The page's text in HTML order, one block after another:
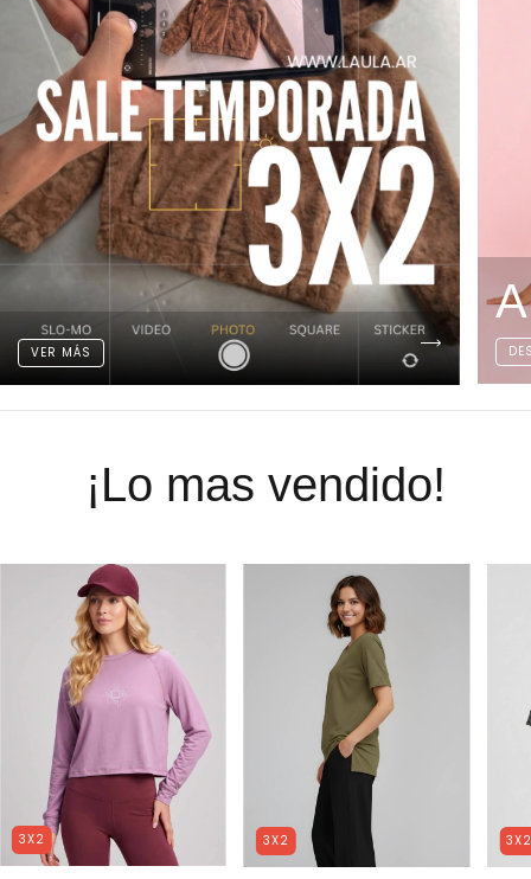
VER MÁS
¡Lo mas vendido!
3X2 3X2